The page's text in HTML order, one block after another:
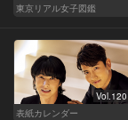
東京リアル女子図鑑
Vol.120
表紙カレンダー